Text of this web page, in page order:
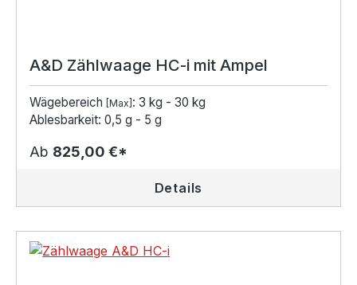
A&D Zählwaage HC-i mit Ampel
Wägebereich [Max] : 3 kg - 30 kg
Ablesbarkeit: 0,5 g - 5 g
Ab 825,00 €*
Details